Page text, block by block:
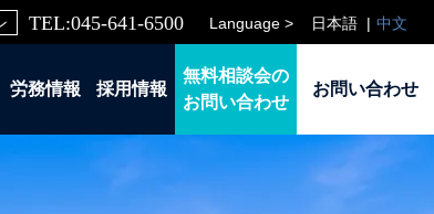
TEL:045-641-6500 Language > 日本語 中文
労務情報 採用情報
無料相談会の
お問い合わせ
お問い合わせ